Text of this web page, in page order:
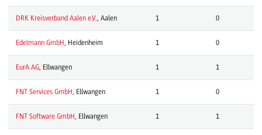
DRK Kreisverband Aalen e.V., Aalen 1 0
Edelmann GmbH, Heidenheim 1 0
EurA AG, Ellwangen 1 1
FNT Services GmbH, Ellwangen 1 0
FNT Software GmbH, Ellwangen 1 1